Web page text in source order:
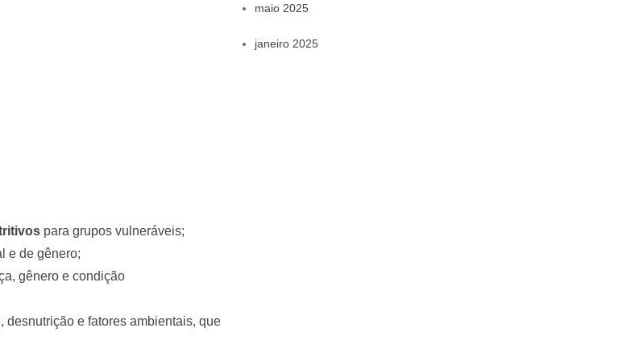
para grupos vulneráveis;
e de gênero;
gênero e condição
desnutrição e fatores ambientais, que
maio 2025
janeiro 2025